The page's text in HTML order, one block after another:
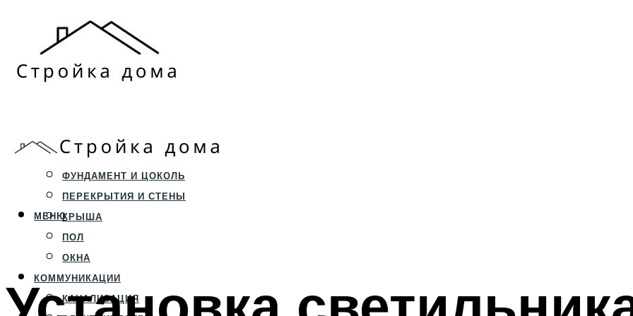
СТРОИТЕЛЬСТВО
ФУНДАМЕНТ И ЦОКОЛЬ
ПЕРЕКРЫТИЯ И СТЕНЫ
КРЫША
ПОЛ
ОКНА
КОММУНИКАЦИИ
КАНАЛИЗАЦИЯ
МЕНЮ